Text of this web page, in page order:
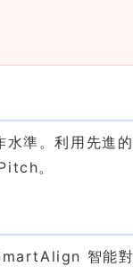
準。利用先進
。
智能